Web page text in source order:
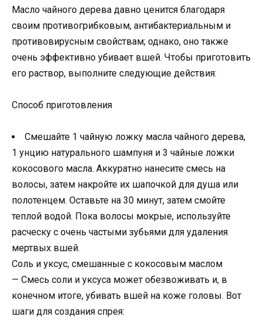
Масло чайного дерева давно ценится благодаря
своим противогрибковым, антибактериальным и
противовирусным свойствам; однако, оно также
очень эффективно убивает вшей. Чтобы приготовить
его раствор, выполните следующие действия:
Способ приготовления
Смешайте 1 чайную ложку масла чайного дерева,
1 унцию натурального шампуня и 3 чайные ложки
кокосового масла. Аккуратно нанесите смесь на
волосы, затем накройте их шапочкой для душа или
полотенцем. Оставьте на 30 минут, затем смойте
теплой водой. Пока волосы мокрые, используйте
расческу с очень частыми зубьями для удаления
мертвых вшей.
Соль и уксус, смешанные с кокосовым маслом
— Смесь соли и уксуса может обезвоживать и, в
конечном итоге, убивать вшей на коже головы. Вот
шаги для создания спрея: